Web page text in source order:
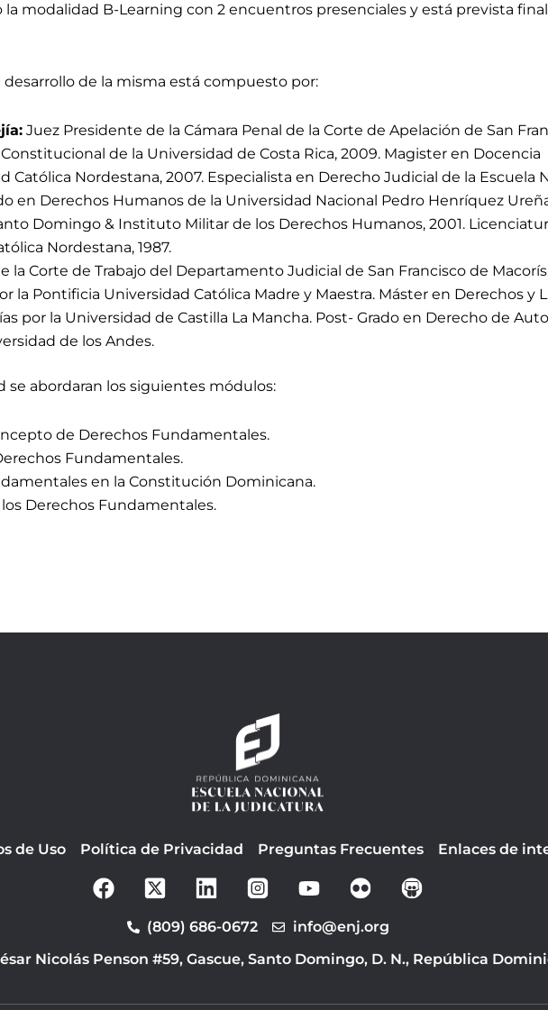
la modalidad B-Learning con 2 encuentros presenciales y está prevista
de la misma está compuesto por:
Juez Presidente de la Cámara Penal de la Corte de Apelación de San
de la Universidad de Costa Rica, 2009. Magister en Docencia
Católica Nordestana, 2007. Especialista en Derecho Judicial de la Escuela
en Derechos Humanos de la Universidad Nacional Pedro Henríquez
Domingo & Instituto Militar de los Derechos Humanos, 2001.
Nordestana, 1987.
la Corte de Trabajo del Departamento Judicial de San Francisco de
la Pontificia Universidad Católica Madre y Maestra. Máster en Derechos y
por la Universidad de Castilla La Mancha. Post- Grado en Derecho de
de los Andes.
se abordaran los siguientes módulos:
de Derechos Fundamentales.
Fundamentales.
en la Constitución Dominicana.
Derechos Fundamentales.
de Uso Política de Privacidad Preguntas Frecuentes Enlaces de
F
a
b
o
o
u
t
u
e
(809) 686-0672
info@enj.org
Nicolás Penson #59, Gascue, Santo Domingo, D. N., República